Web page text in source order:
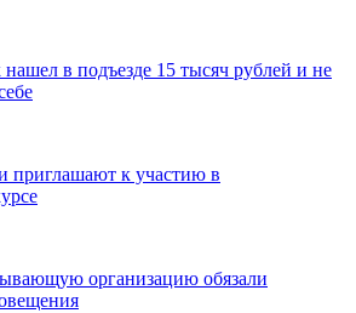
в подъезде 15 тысяч рублей и не
приглашают к участию в
организацию обязали